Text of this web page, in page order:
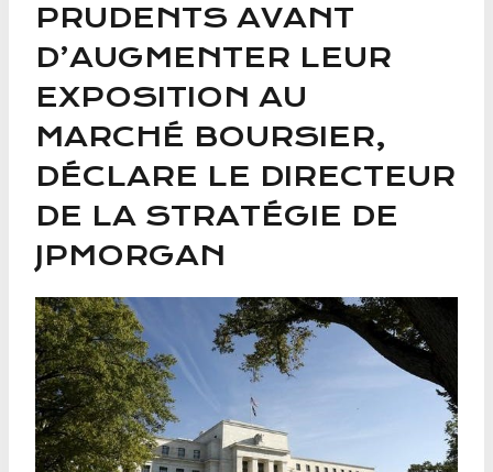
PRUDENTS AVANT
D’AUGMENTER LEUR
EXPOSITION AU
MARCHÉ BOURSIER,
DÉCLARE LE DIRECTEUR
DE LA STRATÉGIE DE
JPMORGAN